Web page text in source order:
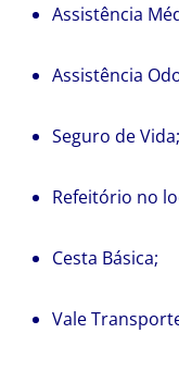
Assistência
Assistência
Seguro de Vida;
Refeitório no
Cesta Básica;
Vale